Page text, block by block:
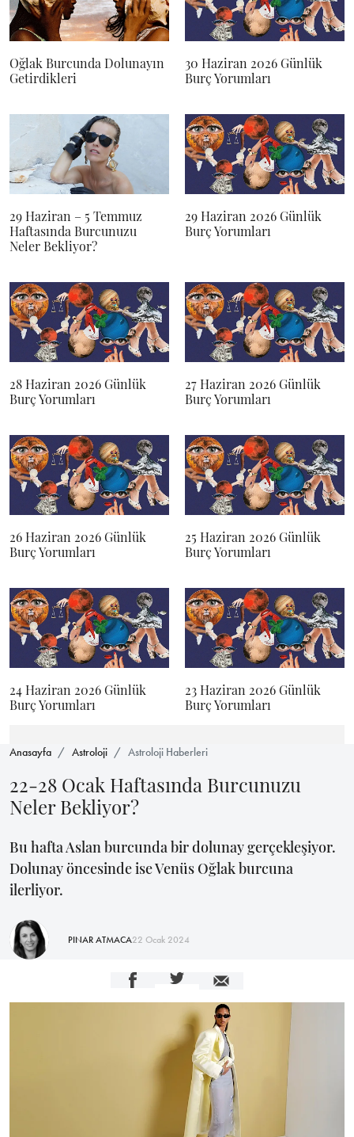
Oğlak Burcunda Dolunayın
Getirdikleri
30 Haziran 2026 Günlük
Burç Yorumları
29 Haziran – 5 Temmuz
Haftasında Burcunuzu
Neler Bekliyor?
29 Haziran 2026 Günlük
Burç Yorumları
28 Haziran 2026 Günlük
Burç Yorumları
27 Haziran 2026 Günlük
Burç Yorumları
26 Haziran 2026 Günlük
Burç Yorumları
25 Haziran 2026 Günlük
Burç Yorumları
24 Haziran 2026 Günlük
Burç Yorumları
23 Haziran 2026 Günlük
Burç Yorumları
Anasayfa Astroloji Astroloji Haberleri
22-28 Ocak Haftasında Burcunuzu
Neler Bekliyor?
Bu hafta Aslan burcunda bir dolunay gerçekleşiyor.
Dolunay öncesinde ise Venüs Oğlak burcuna
ilerliyor.
PINAR ATMACA22 Ocak 2024